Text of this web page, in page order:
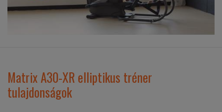
Matrix A30-XR elliptikus tréner
tulajdonságok